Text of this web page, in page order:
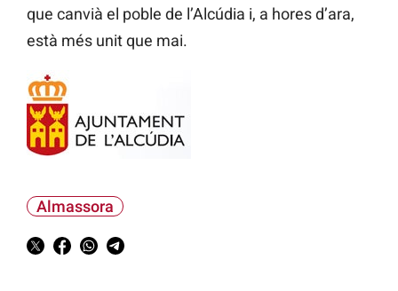
que canvià el poble de l’Alcúdia i, a hores d’ara,
està més unit que mai.
Almassora